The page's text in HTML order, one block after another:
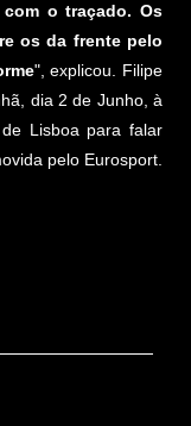
o traçado. Os
os da frente pelo
", explicou. Filipe
dia 2 de Junho, à
Lisboa para falar
pelo Eurosport.